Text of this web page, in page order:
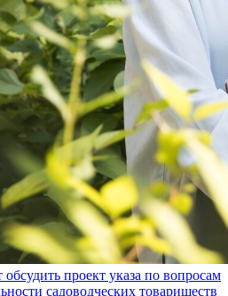
проект указа по вопросам
садоводческих товариществ